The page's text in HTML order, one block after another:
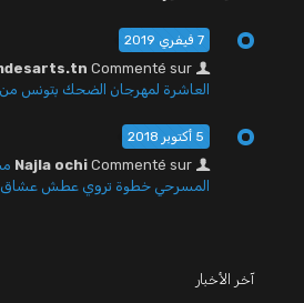
7 فيفري 2019
Commenté sur
العاشرة لمهرجان الضحك بتونس من 19 إلى 24 فيفري 2019
5 أكتوبر 2018
Najla ochi Commenté sur
المسرحي خطوة تروي عطش عشاق
آخر الأخبار